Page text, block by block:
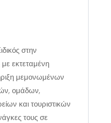
στην
εκτεταμένη
μεμονωμένων
ομάδων,
και τουριστικών
τους σε